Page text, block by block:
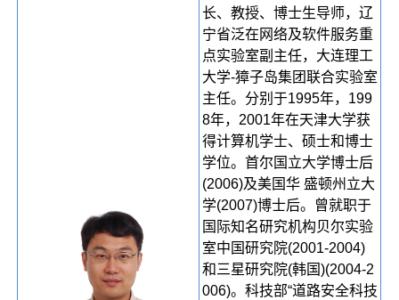
长、教授、博士生导师，辽
宁省泛在网络及软件服务重
点实验室副主任，大连理工
大学-獐子岛集团联合实验室
主任。分别于1995年，199
8年，2001年在天津大学获
得计算机学士、硕士和博士
学位。首尔国立大学博士后
(2006)及美国华 盛顿州立大
学(2007)博士后。曾就职于
国际知名研究机构贝尔实验
室中国研究院(2001-2004)
和三星研究院(韩国)(2004-2
006)。科技部“道路安全科技